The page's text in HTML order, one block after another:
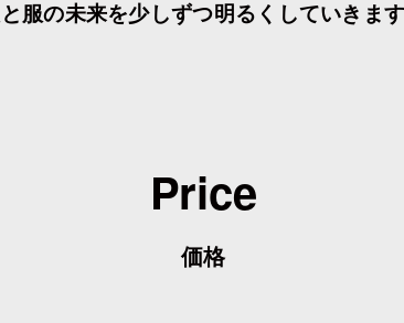
服の未来を少しずつ明るくしていきます
Price
価格